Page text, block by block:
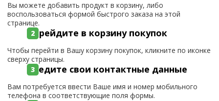
Вы можете добавить продукт в корзину, либо
воспользоваться формой быстрого заказа на этой
странице.
Перейдите в корзину покупок
Чтобы перейти в Вашу корзину покупок, кликните по иконке
сверху страницы.
Введите свои контактные данные
Вам потребуется ввести Ваше имя и номер мобильного
телефона в соответствующие поля формы.